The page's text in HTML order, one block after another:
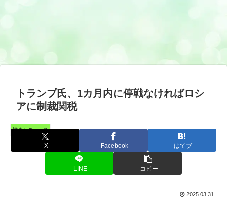
トランプ氏、1カ月内に停戦なければロシ
アに制裁関税
憤まんニュース
X Facebook はてブ
LINE コピー
2025.03.31